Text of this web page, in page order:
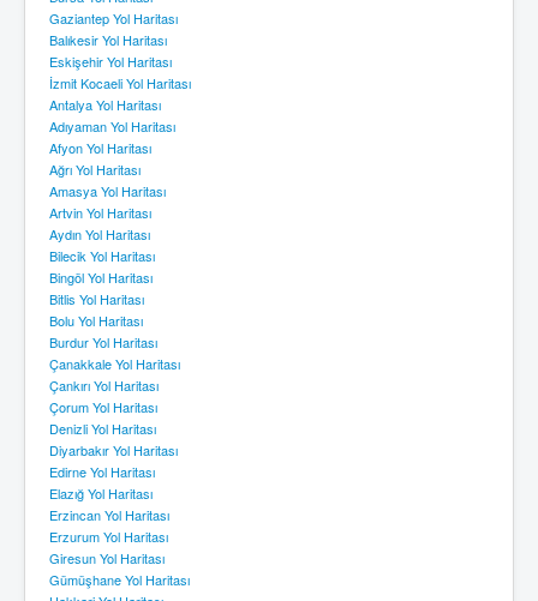
Gaziantep Yol Haritası
Balıkesir Yol Haritası
Eskişehir Yol Haritası
İzmit Kocaeli Yol Haritası
Antalya Yol Haritası
Adıyaman Yol Haritası
Afyon Yol Haritası
Ağrı Yol Haritası
Amasya Yol Haritası
Artvin Yol Haritası
Aydın Yol Haritası
Bilecik Yol Haritası
Bingöl Yol Haritası
Bitlis Yol Haritası
Bolu Yol Haritası
Burdur Yol Haritası
Çanakkale Yol Haritası
Çankırı Yol Haritası
Çorum Yol Haritası
Denizli Yol Haritası
Diyarbakır Yol Haritası
Edirne Yol Haritası
Elazığ Yol Haritası
Erzincan Yol Haritası
Erzurum Yol Haritası
Giresun Yol Haritası
Gümüşhane Yol Haritası